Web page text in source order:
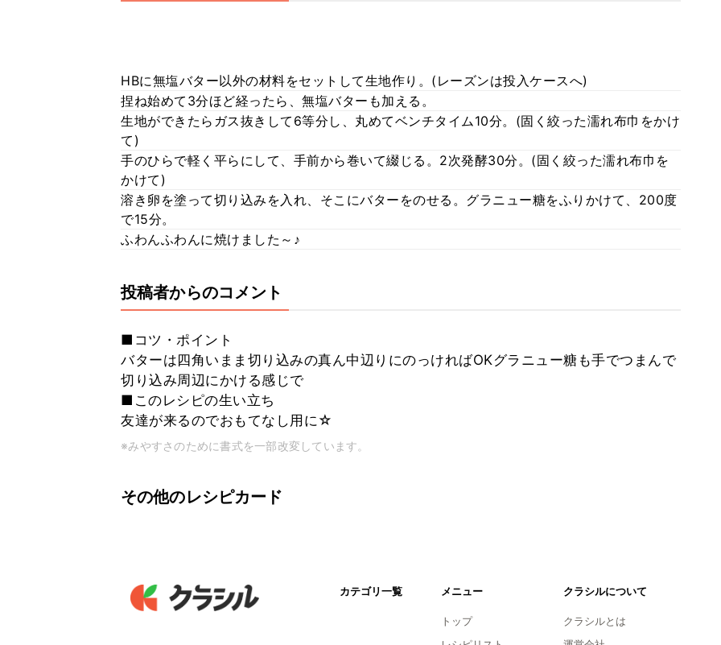
HBに無塩バター以外の材料をセットして生地作り。(レーズンは投入ケースへ)
捏ね始めて3分ほど経ったら、無塩バターも加える。
生地ができたらガス抜きして6等分し、丸めてベンチタイム10分。(固く絞った濡れ布巾をかけ
て)
手のひらで軽く平らにして、手前から巻いて綴じる。2次発酵30分。(固く絞った濡れ布巾を
かけて)
溶き卵を塗って切り込みを入れ、そこにバターをのせる。グラニュー糖をふりかけて、200度
で15分。
ふわんふわんに焼けました～♪
投稿者からのコメント
■コツ・ポイント
バターは四角いまま切り込みの真ん中辺りにのっければOKグラニュー糖も手でつまんで
切り込み周辺にかける感じで
■このレシピの生い立ち
友達が来るのでおもてなし用に☆
※みやすさのために書式を一部改変しています。
その他のレシピカード
カテゴリ一覧 メニュー
トップ
クラシルについて
クラシルとは